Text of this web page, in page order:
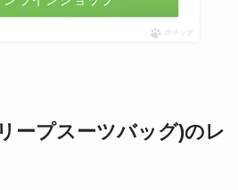
ポチップ
ープスーツバッグ)のレ